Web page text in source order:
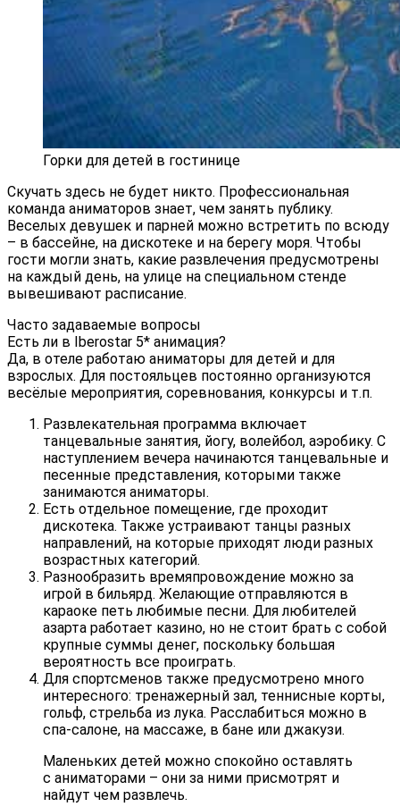
Горки для детей в гостинице
Скучать здесь не будет никто. Профессиональная
команда аниматоров знает, чем занять публику.
Веселых девушек и парней можно встретить по всюду
– в бассейне, на дискотеке и на берегу моря. Чтобы
гости могли знать, какие развлечения предусмотрены
на каждый день, на улице на специальном стенде
вывешивают расписание.
Часто задаваемые вопросы
Есть ли в Iberostar 5* анимация?
Да, в отеле работаю аниматоры для детей и для
взрослых. Для постояльцев постоянно организуются
весёлые мероприятия, соревнования, конкурсы и т.п.
Развлекательная программа включает
танцевальные занятия, йогу, волейбол, аэробику. С
наступлением вечера начинаются танцевальные и
песенные представления, которыми также
занимаются аниматоры.
Есть отдельное помещение, где проходит
дискотека. Также устраивают танцы разных
направлений, на которые приходят люди разных
возрастных категорий.
Разнообразить времяпровождение можно за
игрой в бильярд. Желающие отправляются в
караоке петь любимые песни. Для любителей
азарта работает казино, но не стоит брать с собой
крупные суммы денег, поскольку большая
вероятность все проиграть.
Для спортсменов также предусмотрено много
интересного: тренажерный зал, теннисные корты,
гольф, стрельба из лука. Расслабиться можно в
спа-салоне, на массаже, в бане или джакузи.
Маленьких детей можно спокойно оставлять
с аниматорами – они за ними присмотрят и
найдут чем развлечь.